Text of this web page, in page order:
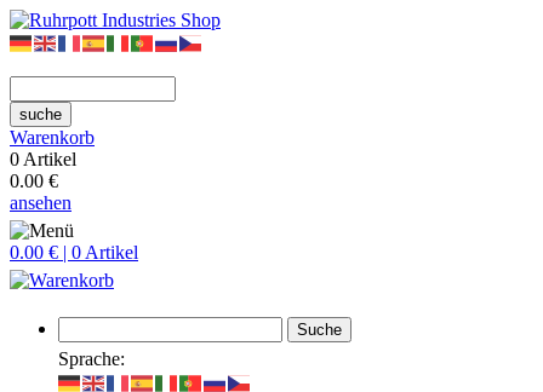
suche
Warenkorb
0 Artikel
0.00 €
ansehen
0.00 € | 0 Artikel
Suche
Sprache: